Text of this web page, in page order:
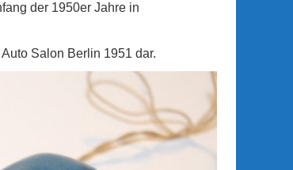
der 1950er Jahre in
Salon Berlin 1951 dar.